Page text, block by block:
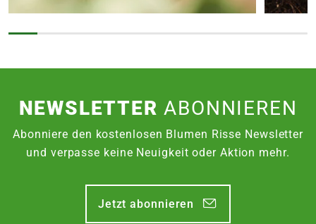
NEWSLETTER ABONNIEREN
Abonniere den kostenlosen Blumen Risse Newsletter
und verpasse keine Neuigkeit oder Aktion mehr.
Jetzt abonnieren